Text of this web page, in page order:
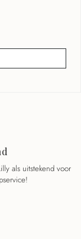
als uitstekend voor